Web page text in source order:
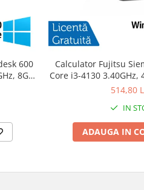
600
8GB
Home
Calculator Fujitsu
Core i3-4130 3.40GHz,
SATA, DVD-ROM +
514,80
IN
ADAUGA IN